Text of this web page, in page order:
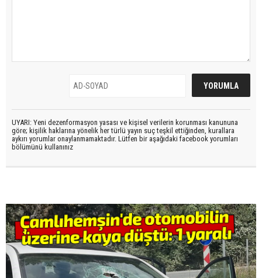
UYARI: Yeni dezenformasyon yasası ve kişisel verilerin korunması kanununa
göre; kişilik haklarına yönelik her türlü yayın suç teşkil ettiğinden, kurallara
aykırı yorumlar onaylanmamaktadır. Lütfen bir aşağıdaki facebook yorumları
bölümünü kullanınız